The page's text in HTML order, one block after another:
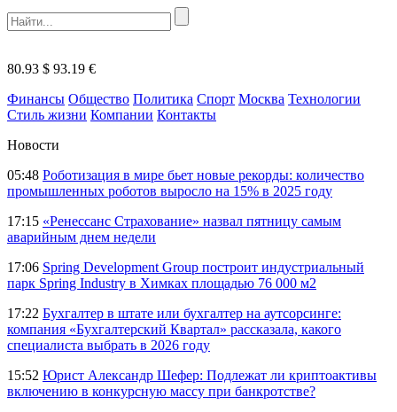
80.93 $ 93.19 €
Финансы Общество Политика Спорт Москва Технологии
Стиль жизни Компании Контакты
Новости
05:48 Роботизация в мире бьет новые рекорды: количество
промышленных роботов выросло на 15% в 2025 году
17:15 «Ренессанс Страхование» назвал пятницу самым
аварийным днем недели
17:06 Spring Development Group построит индустриальный
парк Spring Industry в Химках площадью 76 000 м2
17:22 Бухгалтер в штате или бухгалтер на аутсорсинге:
компания «Бухгалтерский Квартал» рассказала, какого
специалиста выбрать в 2026 году
15:52 Юрист Александр Шефер: Подлежат ли криптоактивы
включению в конкурсную массу при банкротстве?